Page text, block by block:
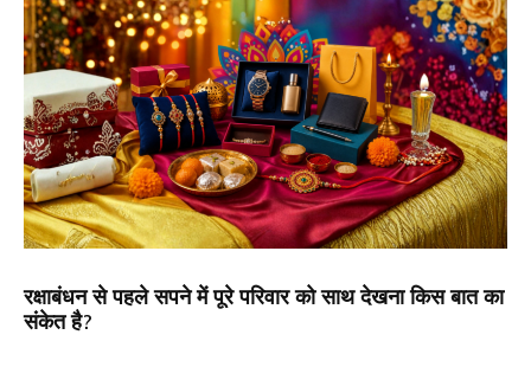
रक्षाबंधन से पहले सपने में पूरे परिवार को साथ देखना किस बात का
संकेत है?